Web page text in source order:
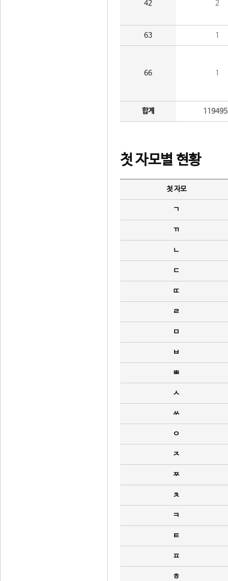
42 2
63 1
66 1
합계
첫 자모별 현황
첫 자모
ㄱ
ㄲ
ㄴ
ㄷ
ㄸ
ㄹ
ㅁ
ㅂ
ㅃ
ㅅ
ㅆ
ㅇ
ㅈ
ㅉ
ㅊ
ㅋ
ㅌ
ㅍ
ㅎ